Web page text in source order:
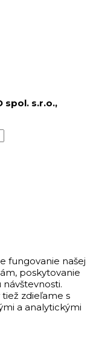
spol. s.r.o.,
fungovanie našej
poskytovanie
zdieľame s
a analytickými